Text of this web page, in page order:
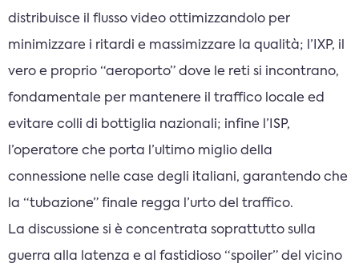
distribuisce il flusso video ottimizzandolo per
minimizzare i ritardi e massimizzare la qualità; l’IXP, il
vero e proprio “aeroporto” dove le reti si incontrano,
fondamentale per mantenere il traffico locale ed
evitare colli di bottiglia nazionali; infine l’ISP,
l’operatore che porta l’ultimo miglio della
connessione nelle case degli italiani, garantendo che
la “tubazione” finale regga l’urto del traffico.
La discussione si è concentrata soprattutto sulla
guerra alla latenza e al fastidioso “spoiler” del vicino